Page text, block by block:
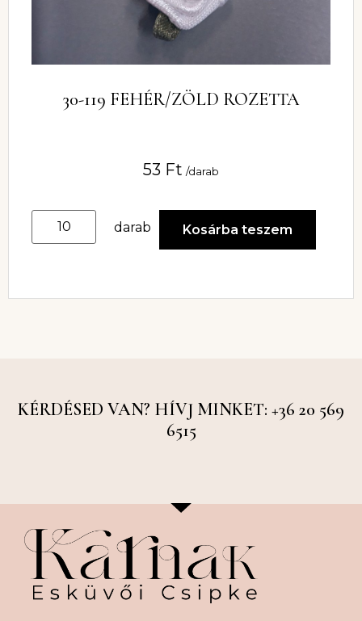
30-119 FEHÉR/ZÖLD ROZETTA
53 Ft /darab
darab Kosárba teszem
KÉRDÉSED VAN? HÍVJ MINKET: +36 20 569
6515